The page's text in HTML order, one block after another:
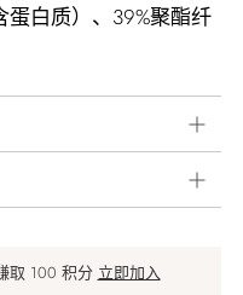
白质）、39%聚酯纤
取 100 积分 立即加入